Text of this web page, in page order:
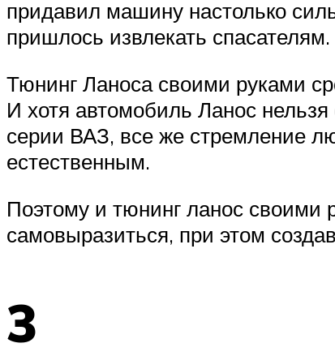
придавил машину настолько
пришлось извлекать спасателям.
Тюнинг Ланоса своими руками
И хотя автомобиль Ланос
серии ВАЗ, все же стремление
естественным.
Поэтому и тюнинг ланос своими
самовыразиться, при этом
3